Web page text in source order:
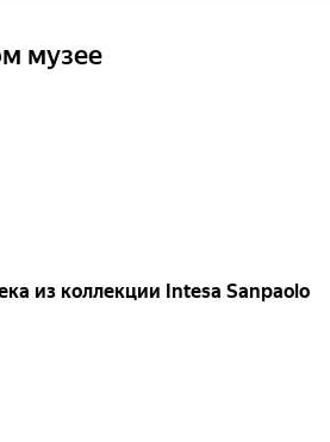
музее
из коллекции Intesa Sanpaolo